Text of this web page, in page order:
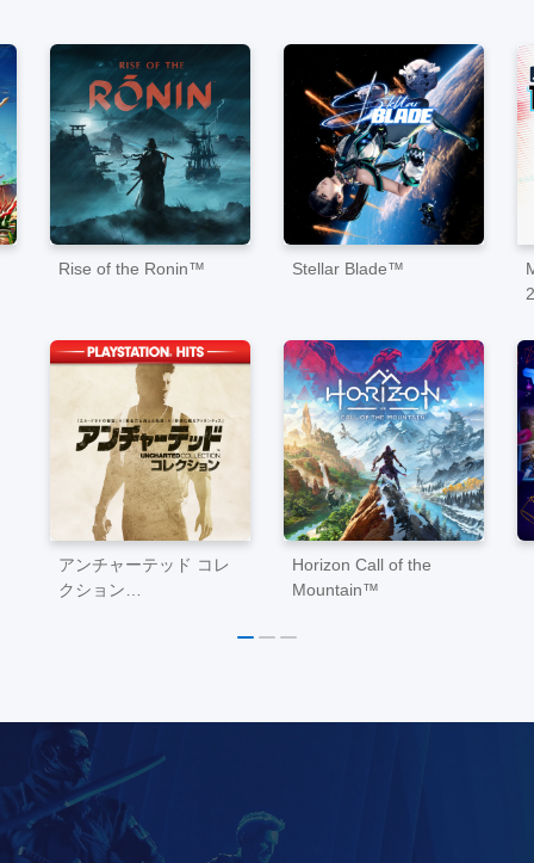
Rise of the Ronin™ Stellar Blade™
アンチャーテッド コレ
クション
Horizon Call of the
Mountain™